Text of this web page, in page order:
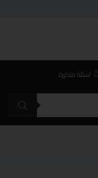
اسئلة متكررة